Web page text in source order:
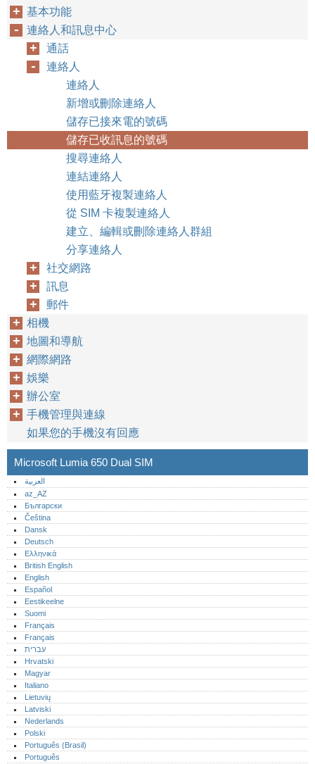
基本功能
連絡人和訊息中心
通話
連絡人
連絡人
新增或刪除連絡人
儲存已接來電的號碼
儲存已收訊息的號碼
搜尋連絡人
連結連絡人
使用藍牙複製連絡人
從 SIM 卡複製連絡人
建立、編輯或刪除連絡人群組
分享連絡人
社交網路
訊息
郵件
相機
地圖和導航
網際網路
娛樂
辦公室
手機管理與連線
如果您的手機沒有回應
Microsoft Lumia 650 Dual SIM
العربية
az_AZ
Български
Čeština
Dansk
Deutsch
Ελληνικά
British English
English
Español
Eestikeelne
Suomi
Français
Français
עברית
Hrvatski
Magyar
Italiano
Lietuvių
Latviski
Nederlands
Polski
Português (Brasil)
Português‎